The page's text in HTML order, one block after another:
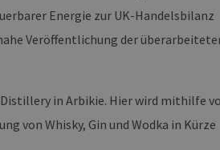
Energie zur UK-Handelsbilanz
Veröffentlichung der
Distillery in Arbikie. Hier wird mithilfe
von Whisky, Gin und Wodka in Kürze
sind. Es kann
interagiert, alle
helfen.
Dies ist eine
von
wird. Es ist in
zur Berechnung von